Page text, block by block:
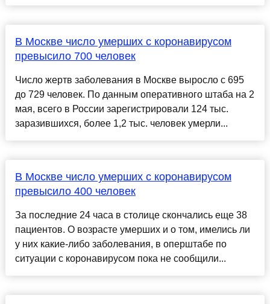
В Москве число умерших с коронавирусом
превысило 700 человек
Число жертв заболевания в Москве выросло с 695
до 729 человек. По данным оперативного штаба на 2
мая, всего в России зарегистрировали 124 тыс.
заразившихся, более 1,2 тыс. человек умерли...
В Москве число умерших с коронавирусом
превысило 400 человек
За последние 24 часа в столице скончались еще 38
пациентов. О возрасте умерших и о том, имелись ли
у них какие-либо заболевания, в оперштабе по
ситуации с коронавирусом пока не сообщили...